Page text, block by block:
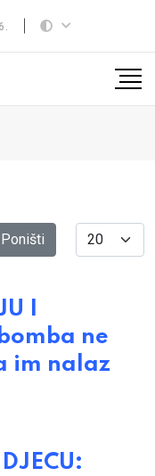
Poništi Display #
I
ne
im nalaz